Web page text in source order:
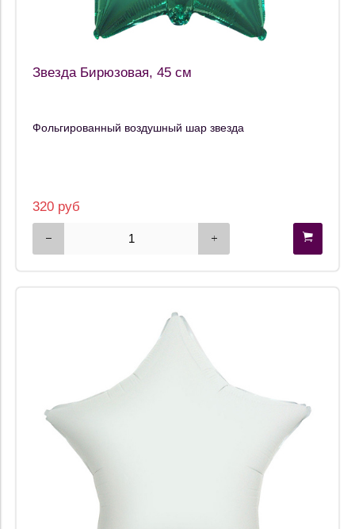
Звезда Бирюзовая, 45 см
Фольгированный воздушный шар звезда
320 руб